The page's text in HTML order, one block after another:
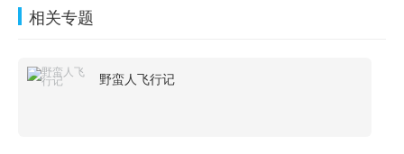
相关专题
野蛮人飞行记